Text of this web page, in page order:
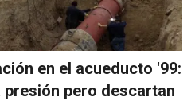
en el acueducto '99:
pero descartan